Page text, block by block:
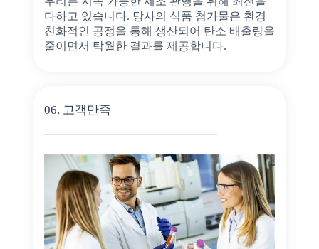
다하고 있습니다. 당사의 식품 첨가물은 환경
친화적인 공정을 통해 생산되어 탄소 배출량을
줄이면서 탁월한 결과를 제공합니다.
06. 고객만족